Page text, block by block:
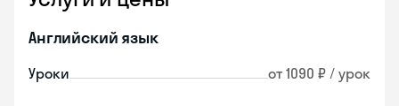
Английский язык
Уроки от 1090 ₽ / урок